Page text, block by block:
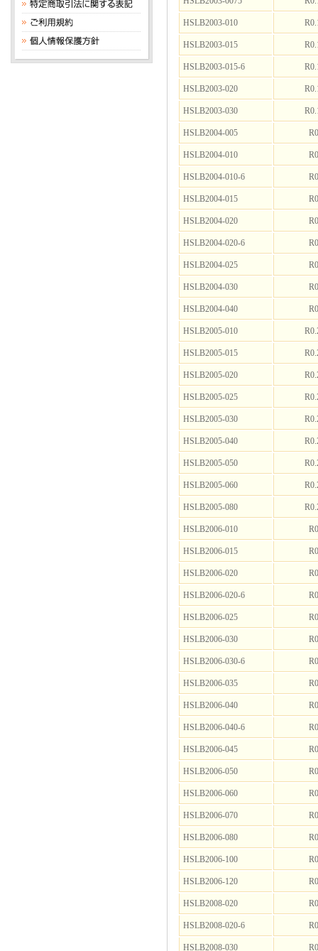
HSLB2003-010
HSLB2003-015
HSLB2003-015-6
HSLB2003-020
HSLB2003-030
HSLB2004-005
HSLB2004-010
HSLB2004-010-6
HSLB2004-015
HSLB2004-020
HSLB2004-020-6
HSLB2004-025
HSLB2004-030
HSLB2004-040
HSLB2005-010
HSLB2005-015
HSLB2005-020
HSLB2005-025
HSLB2005-030
HSLB2005-040
HSLB2005-050
HSLB2005-060
HSLB2005-080
HSLB2006-010
HSLB2006-015
HSLB2006-020
HSLB2006-020-6
HSLB2006-025
HSLB2006-030
HSLB2006-030-6
HSLB2006-035
HSLB2006-040
HSLB2006-040-6
HSLB2006-045
HSLB2006-050
HSLB2006-060
HSLB2006-070
HSLB2006-080
HSLB2006-100
HSLB2006-120
HSLB2008-020
HSLB2008-020-6
HSLB2008-030